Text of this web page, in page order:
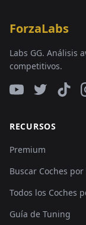
ForzaLabs
Labs GG. Análisis
competitivos.
RECURSOS
Premium
Buscar Coches
Todos los Coches
Guía de Tuning